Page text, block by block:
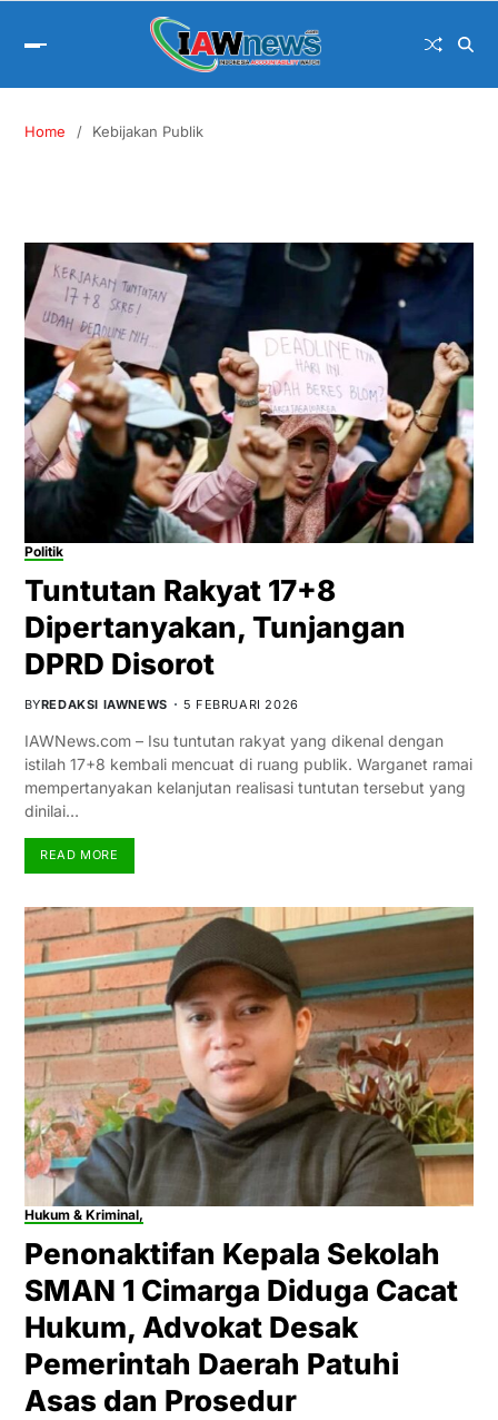
Home Kebijakan Publik
Politik
Tuntutan Rakyat 17+8
Dipertanyakan, Tunjangan
DPRD Disorot
BYREDAKSI IAWNEWS 5 FEBRUARI 2026
IAWNews.com – Isu tuntutan rakyat yang dikenal dengan
istilah 17+8 kembali mencuat di ruang publik. Warganet ramai
mempertanyakan kelanjutan realisasi tuntutan tersebut yang
dinilai…
READ MORE
Hukum & Kriminal,
Penonaktifan Kepala Sekolah
SMAN 1 Cimarga Diduga Cacat
Hukum, Advokat Desak
Pemerintah Daerah Patuhi
Asas dan Prosedur